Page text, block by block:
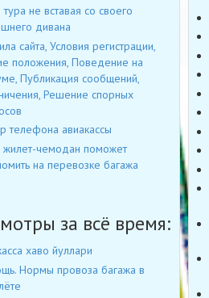
тура не вставая со своего
дивана
сайта, Условия регистрации,
положения, Поведение на
Публикация сообщений,
Решение спорных
телефона авиакассы
чемодан поможет
на перевозке багажа
за всё время:
хаво йуллари
Нормы провоза багажа в